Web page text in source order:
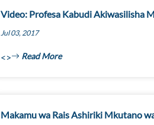
Video: Profesa Kabudi Akiwasilisha
Jul 03, 2017
<> Read More
Makamu wa Rais Ashiriki Mkutano